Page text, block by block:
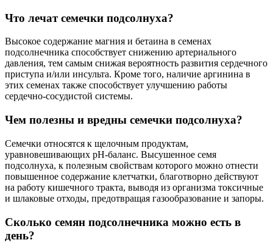
Что лечат семечки подсолнуха?
Высокое содержание магния и бетаина в семенах
подсолнечника способствует снижению артериального
давления, тем самым снижая вероятность развития сердечного
приступа и/или инсульта. Кроме того, наличие аргинина в
этих семенах также способствует улучшению работы
сердечно-сосудистой системы.
Чем полезны и вредны семечки подсолнуха?
Семечки относятся к щелочным продуктам,
уравновешивающих pH-баланс. Высушенное семя
подсолнуха, к полезным свойствам которого можно отнести
повышенное содержание клетчатки, благотворно действуют
на работу кишечного тракта, выводя из организма токсичные
и шлаковые отходы, предотвращая газообразование и запоры.
Сколько семян подсолнечника можно есть в
день?